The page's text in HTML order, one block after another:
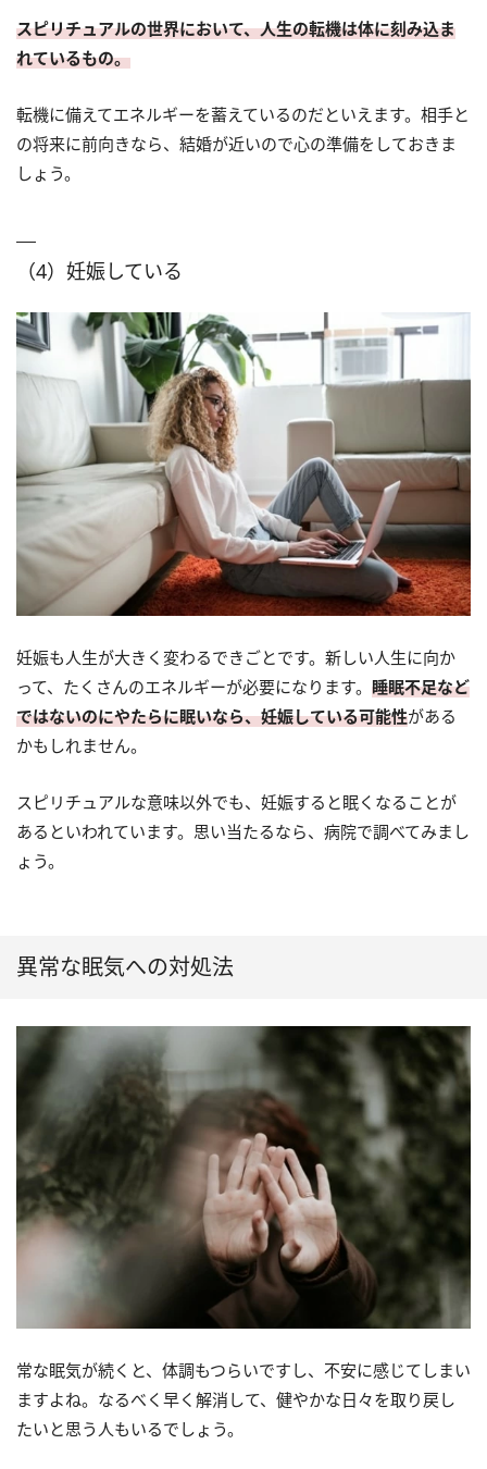
スピリチュアルの世界において、人生の転機は体に刻み込ま
れているもの。
転機に備えてエネルギーを蓄えているのだといえます。相手と
の将来に前向きなら、結婚が近いので心の準備をしておきま
しょう。
（4）妊娠している
妊娠も人生が大きく変わるできごとです。新しい人生に向か
って、たくさんのエネルギーが必要になります。 睡眠不足など
ではないのにやたらに眠いなら、妊娠している可能性がある
かもしれません。
スピリチュアルな意味以外でも、妊娠すると眠くなることが
あるといわれています。思い当たるなら、病院で調べてみまし
ょう。
異常な眠気への対処法
常な眠気が続くと、体調もつらいですし、不安に感じてしまい
ますよね。なるべく早く解消して、健やかな日々を取り戻し
たいと思う人もいるでしょう。